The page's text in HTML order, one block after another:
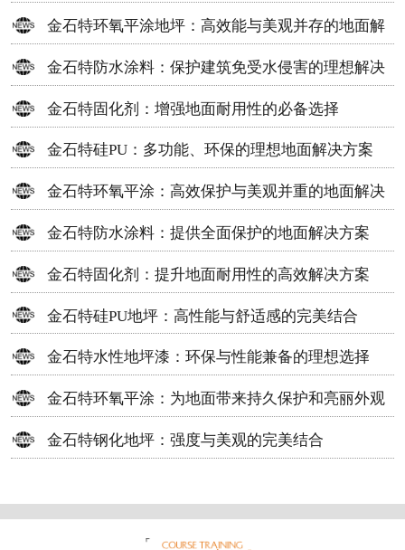
金石特环氧平涂地坪：高效能与美观并存的地面解
决方案
金石特防水涂料：保护建筑免受水侵害的理想解决
方案
金石特固化剂：增强地面耐用性的必备选择
金石特硅PU：多功能、环保的理想地面解决方案
金石特环氧平涂：高效保护与美观并重的地面解决
方案
金石特防水涂料：提供全面保护的地面解决方案
金石特固化剂：提升地面耐用性的高效解决方案
金石特硅PU地坪：高性能与舒适感的完美结合
金石特水性地坪漆：环保与性能兼备的理想选择
金石特环氧平涂：为地面带来持久保护和亮丽外观
金石特钢化地坪：强度与美观的完美结合